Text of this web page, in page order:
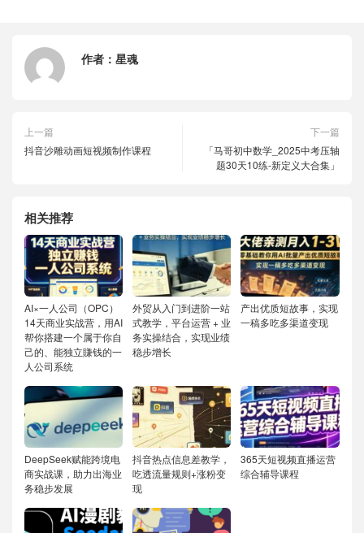
作者： 星魂
上一篇
抖音沙雕动画短视频制作课程
下一篇
「马哥初中数学_2025中考压轴
题30天10练-新定义大合集」
相关推荐
AI×一人公司（OPC）
14天商业实战营，用AI
帮你搭建一个属于你自
己的、能独立賺钱的一
人公司系统
外贸从入门到进阶一站
式教学，平台运营 + 业
务实操结合，实现业绩
稳步增长
产出优质短故事，实现
一稿多吃多渠道变现
DeepSeek赋能跨境电
商实战课，助力出海业
务稳步发展
抖音热点信息差教学，
吃透流量规则+涨粉变
现
365天短视频直播运营
综合辅导课程